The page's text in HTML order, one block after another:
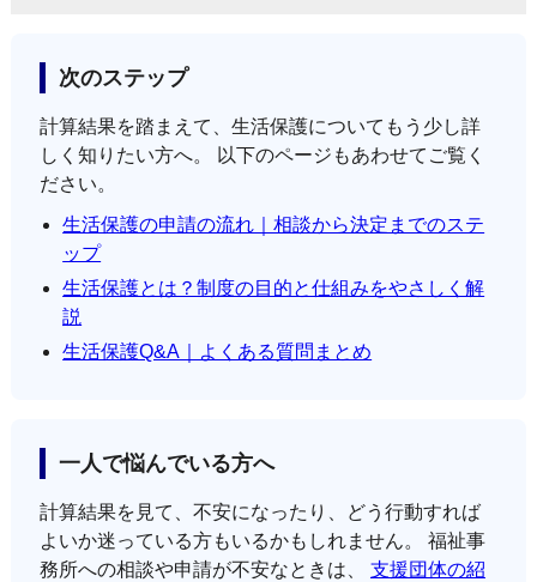
次のステップ
計算結果を踏まえて、生活保護についてもう少し詳
しく知りたい方へ。 以下のページもあわせてご覧く
ださい。
生活保護の申請の流れ｜相談から決定までのステ
ップ
生活保護とは？制度の目的と仕組みをやさしく解
説
生活保護Q&A｜よくある質問まとめ
一人で悩んでいる方へ
計算結果を見て、不安になったり、どう行動すれば
よいか迷っている方もいるかもしれません。 福祉事
務所への相談や申請が不安なときは、 支援団体の紹